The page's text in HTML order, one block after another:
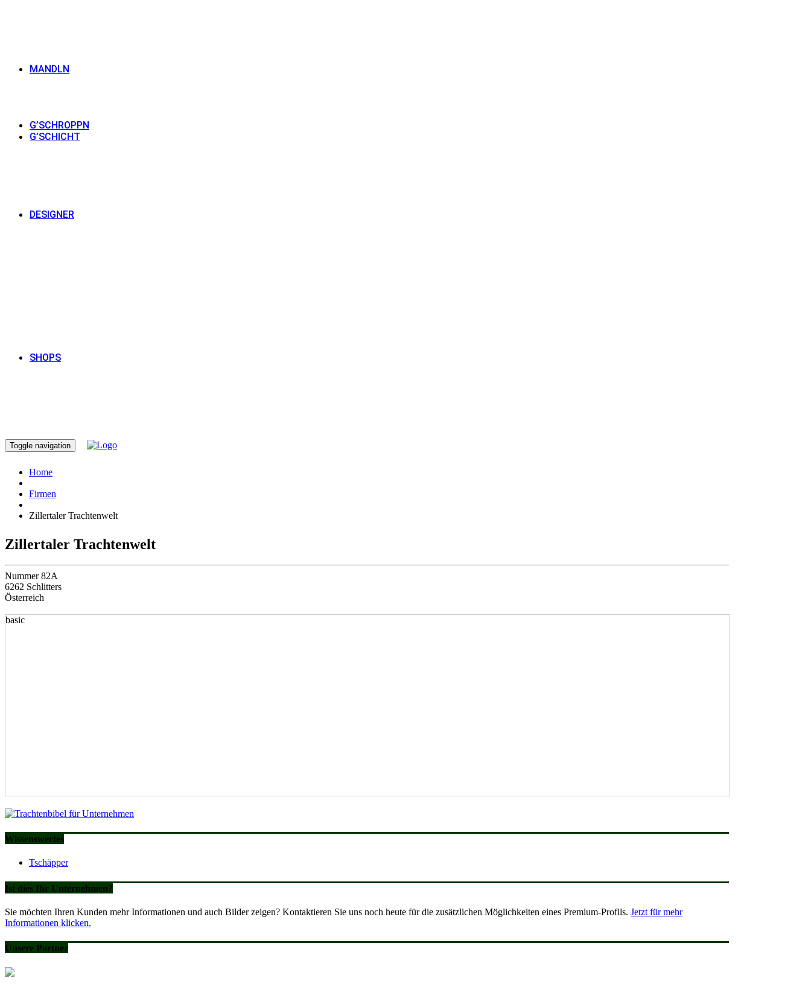
MANDLN
G’SCHROPPN
G’SCHICHT
DESIGNER
SHOPS
Toggle navigation
Home
Firmen
Zillertaler Trachtenwelt
Zillertaler Trachtenwelt
Nummer 82A
6262 Schlitters
Österreich
basic
Wissenswertes
Tschäpper
Ist dies Ihr Unternehmen?
Sie möchten Ihren Kunden mehr Informationen und auch Bilder zeigen? Kontaktieren Sie uns noch heute für die zusätzlichen Möglichkeiten eines Premium-Profils. Jetzt für mehr
Informationen klicken.
Unsere Partner